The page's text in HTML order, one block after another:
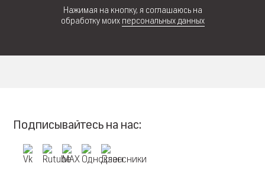
Нажимая на кнопку, я соглашаюсь на
обработку моих персональных данных
Подписывайтесь на нас: